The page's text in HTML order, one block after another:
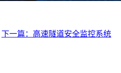
下一篇：高速隧道安全监控系统